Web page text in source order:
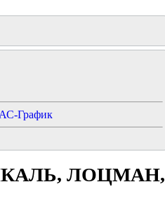
График
ЛОЦМАН,